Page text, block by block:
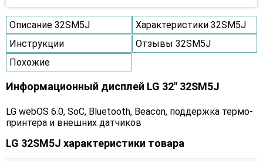
Описание 32SM5J
Характеристики 32SM5J
Инструкции
Отзывы 32SM5J
Похожие
Информационный дисплей LG 32" 32SM5J
LG webOS 6.0, SoC, Bluetooth, Beacon, поддержка термо-
принтера и внешних датчиков
LG 32SM5J характеристики товара